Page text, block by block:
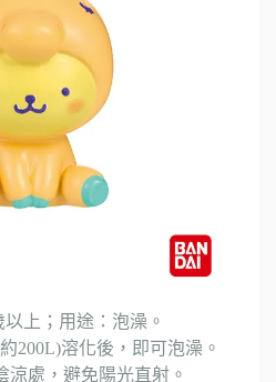
上；用途：泡澡。
200L)溶化後，即可泡澡。
涼處，避免陽光直射。